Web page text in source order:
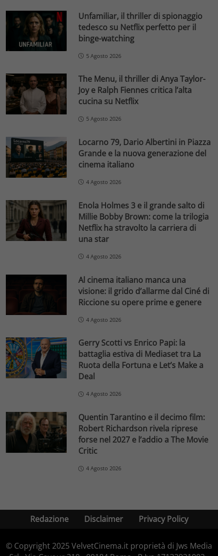
Unfamiliar, il thriller di spionaggio
tedesco su Netflix perfetto per il
binge-watching
5 Agosto 2026
The Menu, il thriller di Anya Taylor-
Joy e Ralph Fiennes critica l’alta
cucina su Netflix
5 Agosto 2026
Locarno 79, Dario Albertini in Piazza
Grande e la nuova generazione del
cinema italiano
4 Agosto 2026
Enola Holmes 3 e il grande salto di
Millie Bobby Brown: come la trilogia
Netflix ha stravolto la carriera di
una star
4 Agosto 2026
Al cinema italiano manca una
visione: il grido d’allarme dal Ciné di
Riccione su opere prime e genere
4 Agosto 2026
Gerry Scotti vs Enrico Papi: la
battaglia estiva di Mediaset tra La
Ruota della Fortuna e Let’s Make a
Deal
4 Agosto 2026
Quentin Tarantino e il decimo film:
Robert Richardson rivela riprese
forse nel 2027 e l’addio a The Movie
Critic
4 Agosto 2026
Redazione Disclaimer Privacy Policy
© Copyright 2025 VelvetCinema.it proprietà di Jws Media